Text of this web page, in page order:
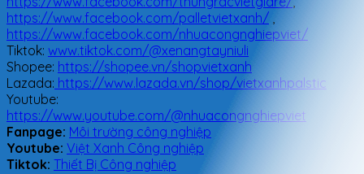
https://www.facebook.com/palletvietxanh/ ,
https://www.facebook.com/nhuacongnghiepviet/
Tiktok: www.tiktok.com/@xenangtayniuli
Shopee: https://shopee.vn/shopvietxanh
Lazada: https://www.lazada.vn/shop/vietxanhpalstic
Youtube:
https://www.youtube.com/@nhuacongnghiepviet
Fanpage: Môi trường công nghiệp
Youtube: Việt Xanh Công nghiệp
Tiktok: Thiết Bị Công nghiệp